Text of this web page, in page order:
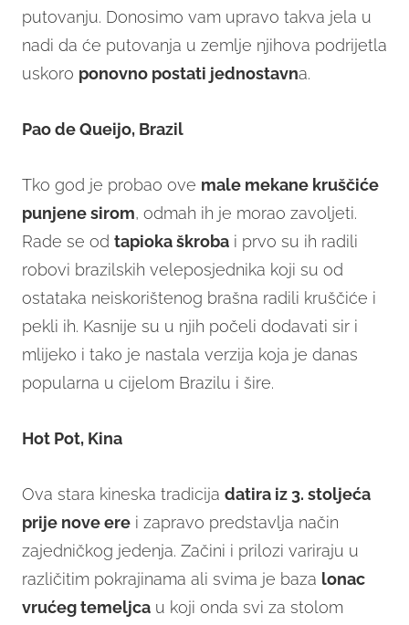
putovanju. Donosimo vam upravo takva jela u
nadi da će putovanja u zemlje njihova podrijetla
uskoro ponovno postati jednostavna.
Pao de Queijo, Brazil
Tko god je probao ove male mekane kruščiće
punjene sirom, odmah ih je morao zavoljeti.
Rade se od tapioka škroba i prvo su ih radili
robovi brazilskih veleposjednika koji su od
ostataka neiskorištenog brašna radili kruščiće i
pekli ih. Kasnije su u njih počeli dodavati sir i
mlijeko i tako je nastala verzija koja je danas
popularna u cijelom Brazilu i šire.
Hot Pot, Kina
Ova stara kineska tradicija datira iz 3. stoljeća
prije nove ere i zapravo predstavlja način
zajedničkog jedenja. Začini i prilozi variraju u
različitim pokrajinama ali svima je baza lonac
vrućeg temeljca u koji onda svi za stolom